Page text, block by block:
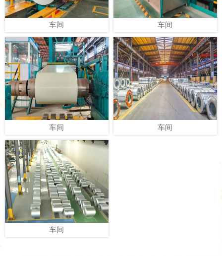
车间 车间
车间 车间
车间
耐有机溶剂测试 漆膜检测
取样机 水煮检测
酸碱浸泡实验